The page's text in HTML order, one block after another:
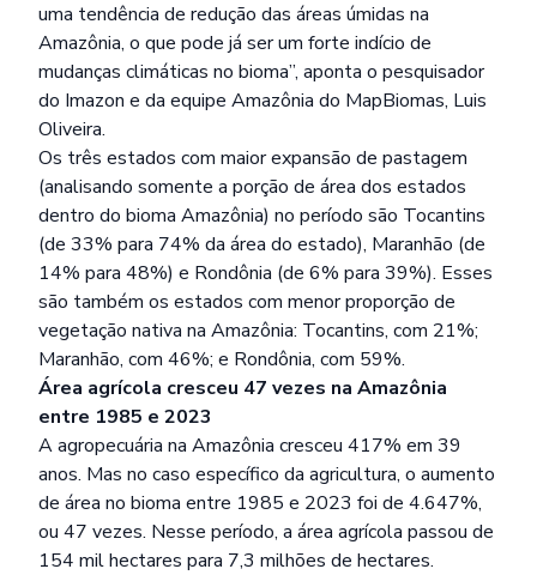
uma tendência de redução das áreas úmidas na
Amazônia, o que pode já ser um forte indício de
mudanças climáticas no bioma”, aponta o pesquisador
do Imazon e da equipe Amazônia do MapBiomas, Luis
Oliveira.
Os três estados com maior expansão de pastagem
(analisando somente a porção de área dos estados
dentro do bioma Amazônia) no período são Tocantins
(de 33% para 74% da área do estado), Maranhão (de
14% para 48%) e Rondônia (de 6% para 39%). Esses
são também os estados com menor proporção de
vegetação nativa na Amazônia: Tocantins, com 21%;
Maranhão, com 46%; e Rondônia, com 59%.
Área agrícola cresceu 47 vezes na Amazônia
entre 1985 e 2023
A agropecuária na Amazônia cresceu 417% em 39
anos. Mas no caso específico da agricultura, o aumento
de área no bioma entre 1985 e 2023 foi de 4.647%,
ou 47 vezes. Nesse período, a área agrícola passou de
154 mil hectares para 7,3 milhões de hectares.